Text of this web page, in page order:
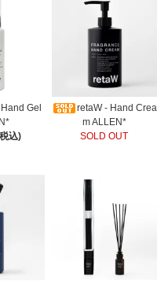
Gel
込)
retaW - Hand Crea
m ALLEN*
SOLD OUT